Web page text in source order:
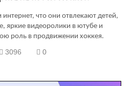
что они отвлекают детей,
яркие видеоролики в ютубе и
роль в продвижении хоккея.
3096 0